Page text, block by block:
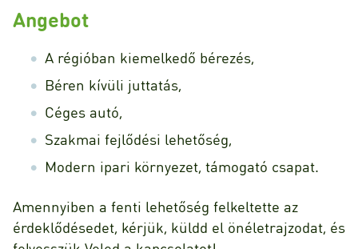
Angebot
A régióban kiemelkedő bérezés,
Béren kívüli juttatás,
Céges autó,
Szakmai fejlődési lehetőség,
Modern ipari környezet, támogató csapat.
Amennyiben a fenti lehetőség felkeltette az
érdeklődésedet, kérjük, küldd el önéletrajzodat, és